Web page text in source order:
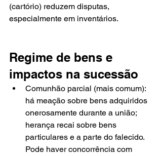
(cartório) reduzem disputas,
especialmente em inventários.
Regime de bens e
impactos na sucessão
Comunhão parcial (mais comum):
há meação sobre bens adquiridos
onerosamente durante a união;
herança recai sobre bens
particulares e a parte do falecido.
Pode haver concorrência com